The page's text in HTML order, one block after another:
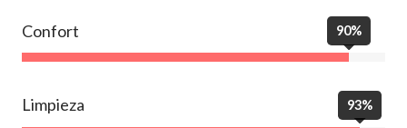
Confort 90%
Limpieza 93%